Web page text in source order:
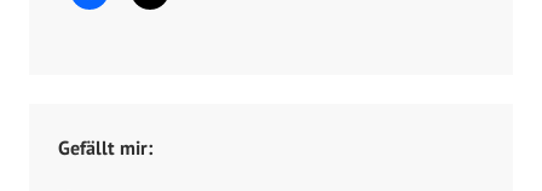
DREHGELENKANSCHLUSS
Gefällt mir: